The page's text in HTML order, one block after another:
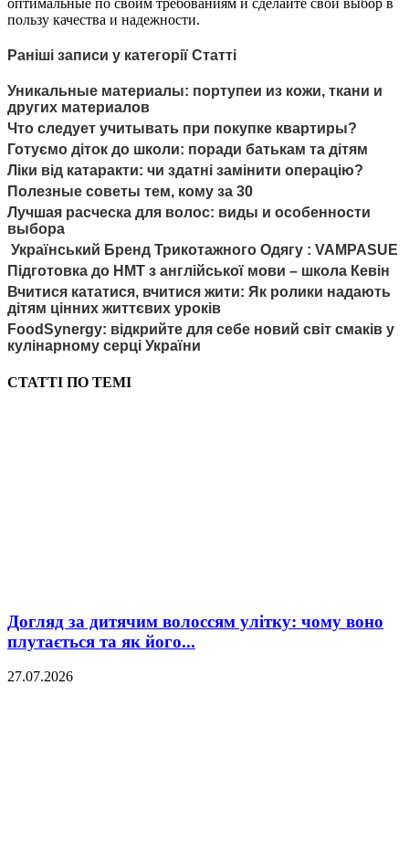
пользу качества и надежности.
Раніші записи у категорії Статті
Уникальные материалы: портупеи из кожи, ткани и
других материалов
Что следует учитывать при покупке квартиры?
Готуємо діток до школи: поради батькам та дітям
Ліки від катаракти: чи здатні замінити операцію?
Полезные советы тем, кому за 30
Лучшая расческа для волос: виды и особенности
выбора
Український Бренд Трикотажного Одягу : VAMPASUE
Підготовка до НМТ з англійської мови – школа Кевін
Вчитися кататися, вчитися жити: Як ролики надають
дітям цінних життєвих уроків
FoodSynergy: відкрийте для себе новий світ смаків у
кулінарному серці України
СТАТТІ ПО ТЕМІ
Догляд за дитячим волоссям улітку: чому воно
плутається та як його...
27.07.2026